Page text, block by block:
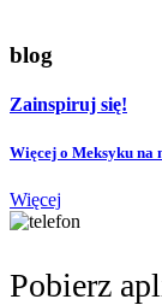
blog
Zainspiruj się!
Więcej o Meksyku na
Więcej
Pobierz